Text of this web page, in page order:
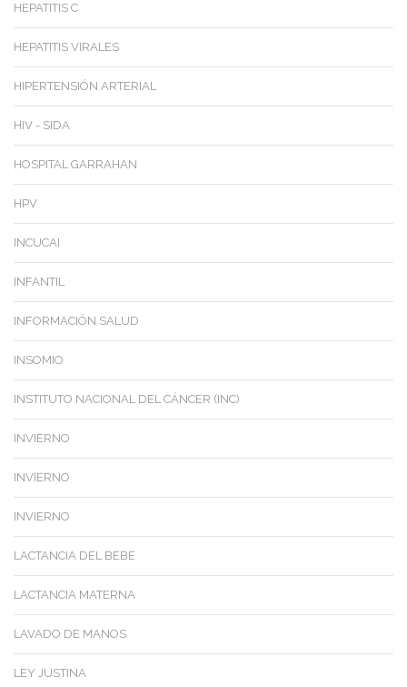
HEPATITIS C
HEPATITIS VIRALES
HIPERTENSIÓN ARTERIAL
HIV - SIDA
HOSPITAL GARRAHAN
HPV
INCUCAI
INFANTIL
INFORMACIÓN SALUD
INSOMIO
INSTITUTO NACIONAL DEL CÁNCER (INC)
INVIERNO
INVIERNO
INVIERNO
LACTANCIA DEL BEBE
LACTANCIA MATERNA
LAVADO DE MANOS
LEY JUSTINA